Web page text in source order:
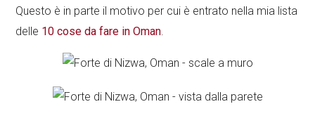
Questo è in parte il motivo per cui è entrato nella mia lista
delle 10 cose da fare in Oman